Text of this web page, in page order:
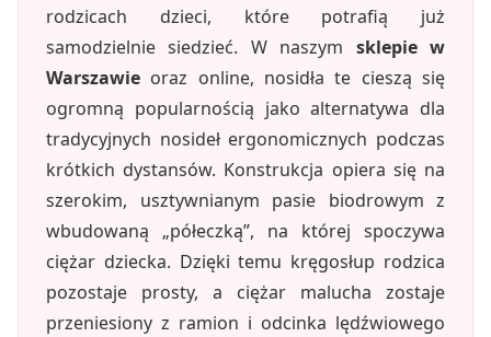
rodzicach dzieci, które potrafią już
samodzielnie siedzieć. W naszym sklepie w
Warszawie oraz online, nosidła te cieszą się
ogromną popularnością jako alternatywa dla
tradycyjnych nosideł ergonomicznych podczas
krótkich dystansów. Konstrukcja opiera się na
szerokim, usztywnianym pasie biodrowym z
wbudowaną „półeczką”, na której spoczywa
ciężar dziecka. Dzięki temu kręgosłup rodzica
pozostaje prosty, a ciężar malucha zostaje
przeniesiony z ramion i odcinka lędźwiowego